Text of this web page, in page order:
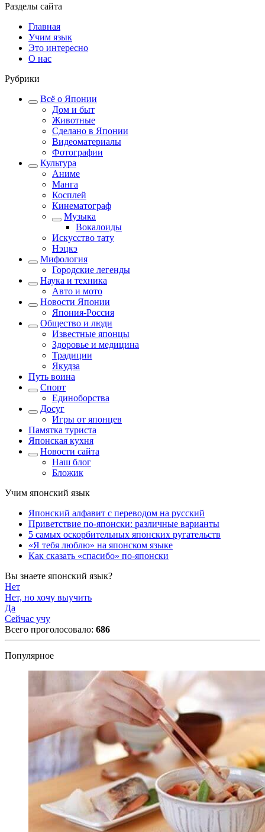
Разделы сайта
Главная
Учим язык
Это интересно
О нас
Рубрики
Всё о Японии
Дом и быт
Животные
Сделано в Японии
Видеоматериалы
Фотографии
Культура
Аниме
Манга
Косплей
Кинематограф
Музыка
Вокалоиды
Искусство тату
Нэцкэ
Мифология
Городские легенды
Наука и техника
Авто и мото
Новости Японии
Япония-Россия
Общество и люди
Известные японцы
Здоровье и медицина
Традиции
Якудза
Путь воина
Спорт
Единоборства
Досуг
Игры от японцев
Памятка туриста
Японская кухня
Новости сайта
Наш блог
Бложик
Учим японский язык
Японский алфавит с переводом на русский
Приветствие по-японски: различные варианты
5 самых оскорбительных японских ругательств
«Я тебя люблю» на японском языке
Как сказать «спасибо» по-японски
Вы знаете японский язык?
Нет
Нет, но хочу выучить
Да
Сейчас учу
Всего проголосовало: 686
Популярное